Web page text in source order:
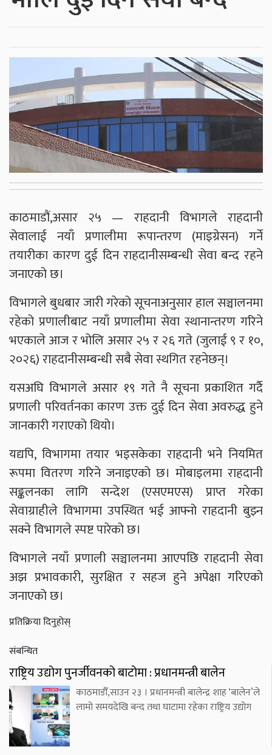
काठमाडौं,असार २५ — राहदानी विभागले राहदानी
सेवालाई नयाँ प्रणालीमा रूपान्तरण (माइग्रेसन) गर्ने
तयारीका कारण दुई दिन राहदानीसम्बन्धी सेवा बन्द रहने
जनाएको छ।
विभागले बुधबार जारी गरेको सूचनाअनुसार हाल सञ्चालनमा
रहेको प्रणालीबाट नयाँ प्रणालीमा सेवा स्थानान्तरण गरिने
भएकाले आज र भोलि असार २५ र २६ गते (जुलाई ९ र १०,
२०२६) राहदानीसम्बन्धी सबै सेवा स्थगित रहनेछन्।
यसअघि विभागले असार १९ गते नै सूचना प्रकाशित गर्दै
प्रणाली परिवर्तनका कारण उक्त दुई दिन सेवा अवरुद्ध हुने
जानकारी गराएको थियो।
यद्यपि, विभागमा तयार भइसकेका राहदानी भने नियमित
रूपमा वितरण गरिने जनाइएको छ। मोबाइलमा राहदानी
सङ्कलनका लागि सन्देश (एसएमएस) प्राप्त गरेका
सेवाग्राहीले विभागमा उपस्थित भई आफ्नो राहदानी बुझ्न
सक्ने विभागले स्पष्ट पारेको छ।
विभागले नयाँ प्रणाली सञ्चालनमा आएपछि राहदानी सेवा
अझ प्रभावकारी, सुरक्षित र सहज हुने अपेक्षा गरिएको
जनाएको छ।
प्रतिक्रिया दिनुहोस्
संबन्धित
राष्ट्रिय उद्योग पुनर्जीवनको बाटोमा : प्रधानमन्त्री बालेन
काठमाडौँ,साउन २३ । प्रधानमन्त्री बालेन्द्र शाह ‘बालेन’ले
लामो समयदेखि बन्द तथा घाटामा रहेका राष्ट्रिय उद्योग